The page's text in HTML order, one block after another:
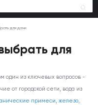
для дачи
для
один из ключевых вопросов -
от городской сети, вода из
примеси,железо,